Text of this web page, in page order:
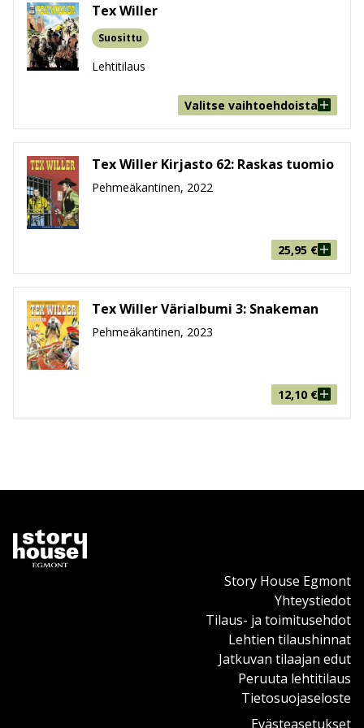
Tex Willer
Suosittu
Lehtitilaus
Valitse vaihtoehdoista
Tex Willer Kirjasto 62: Raskas tuomio
Pehmeäkantinen, 2022
25,95 €
Tex Willer Värialbumi 3: Snakeman
Pehmeäkantinen, 2023
12,10 €
Story House Egmont
Yhteystiedot
Tilaus- ja toimitusehdot
Lehtien tilaushinnat
Jatkuvan tilaajan edut
Peruuta lehtitilaus
Tietosuojaseloste
Evästeasetukset